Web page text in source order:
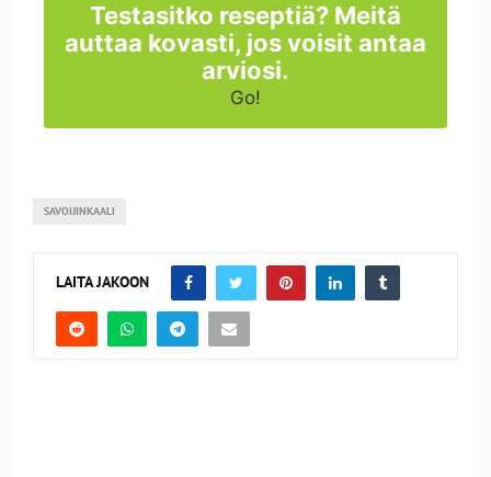
Testasitko reseptiä? Meitä
auttaa kovasti, jos voisit antaa
arviosi.
Go!
SAVOIJINKAALI
LAITA JAKOON